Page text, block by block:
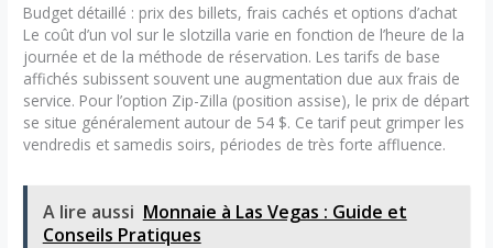
Budget détaillé : prix des billets, frais cachés et options d’achat
Le coût d’un vol sur le slotzilla varie en fonction de l’heure de la
journée et de la méthode de réservation. Les tarifs de base
affichés subissent souvent une augmentation due aux frais de
service. Pour l’option Zip-Zilla (position assise), le prix de départ
se situe généralement autour de 54 $. Ce tarif peut grimper les
vendredis et samedis soirs, périodes de très forte affluence.
A lire aussi Monnaie à Las Vegas : Guide et
Conseils Pratiques